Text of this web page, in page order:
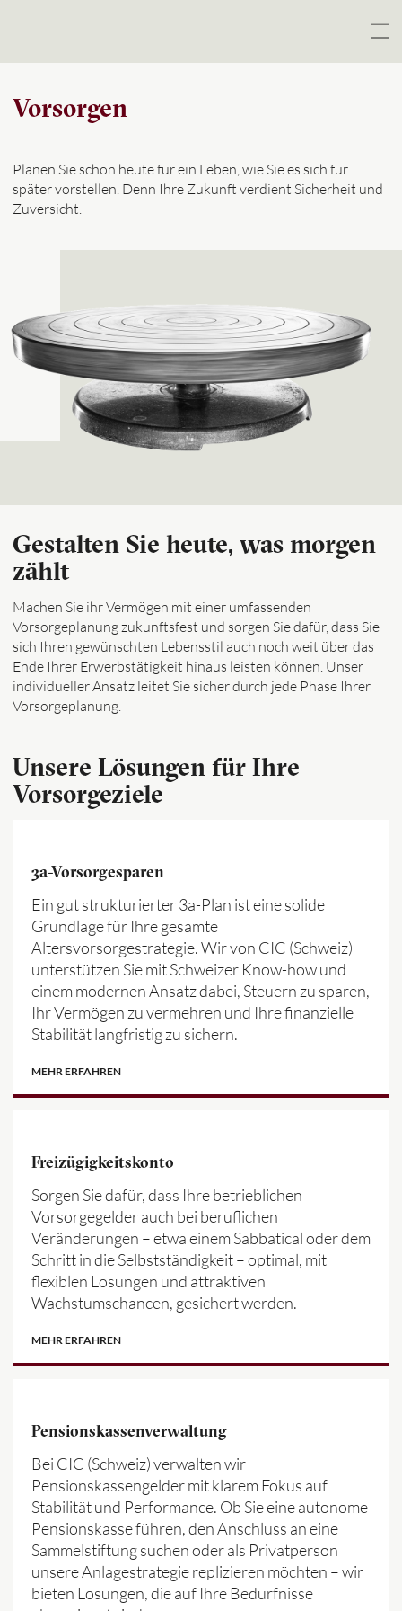
Vorsorgen
Planen Sie schon heute für ein Leben, wie Sie es sich für
später vorstellen. Denn Ihre Zukunft verdient Sicherheit und
Zuversicht.
Gestalten Sie heute, was morgen
zählt
Machen Sie ihr Vermögen mit einer umfassenden
Vorsorgeplanung zukunftsfest und sorgen Sie dafür, dass Sie
sich Ihren gewünschten Lebensstil auch noch weit über das
Ende Ihrer Erwerbstätigkeit hinaus leisten können. Unser
individueller Ansatz leitet Sie sicher durch jede Phase Ihrer
Vorsorgeplanung.
Unsere Lösungen für Ihre
Vorsorgeziele
3a-Vorsorgesparen
Ein gut strukturierter 3a-Plan ist eine solide
Grundlage für Ihre gesamte
Altersvorsorgestrategie. Wir von CIC (Schweiz)
unterstützen Sie mit Schweizer Know-how und
einem modernen Ansatz dabei, Steuern zu sparen,
Ihr Vermögen zu vermehren und Ihre finanzielle
Stabilität langfristig zu sichern.
MEHR ERFAHREN
Freizügigkeitskonto
Sorgen Sie dafür, dass Ihre betrieblichen
Vorsorgegelder auch bei beruflichen
Veränderungen – etwa einem Sabbatical oder dem
Schritt in die Selbstständigkeit – optimal, mit
flexiblen Lösungen und attraktiven
Wachstumschancen, gesichert werden.
MEHR ERFAHREN
Pensionskassenverwaltung
Bei CIC (Schweiz) verwalten wir
Pensionskassengelder mit klarem Fokus auf
Stabilität und Performance. Ob Sie eine autonome
Pensionskasse führen, den Anschluss an eine
Sammelstiftung suchen oder als Privatperson
unsere Anlagestrategie replizieren möchten – wir
bieten Lösungen, die auf Ihre Bedürfnisse